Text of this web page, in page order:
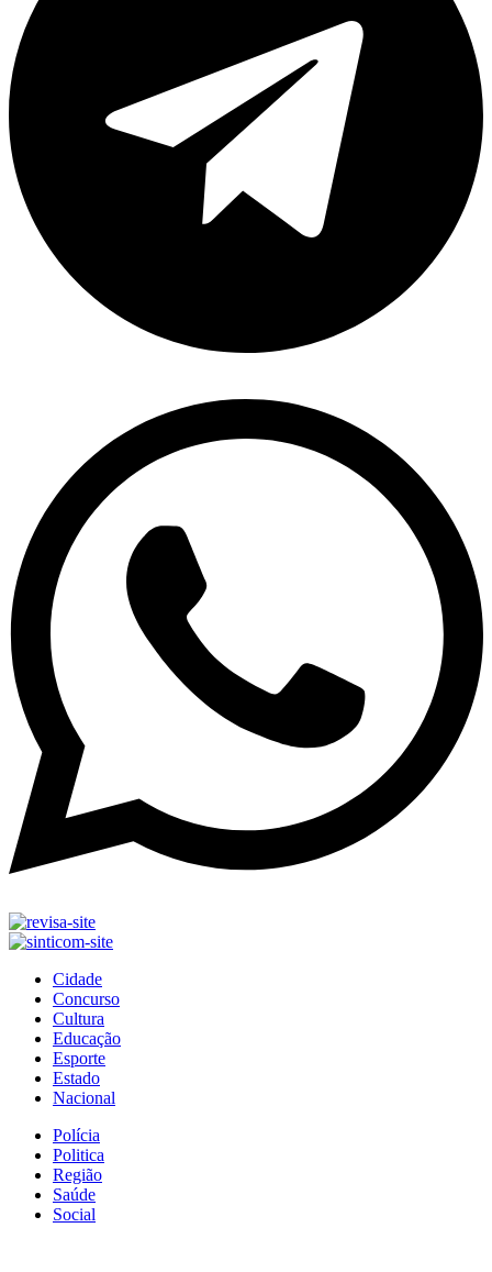
Cidade
Concurso
Cultura
Educação
Esporte
Estado
Nacional
Polícia
Politica
Região
Saúde
Social